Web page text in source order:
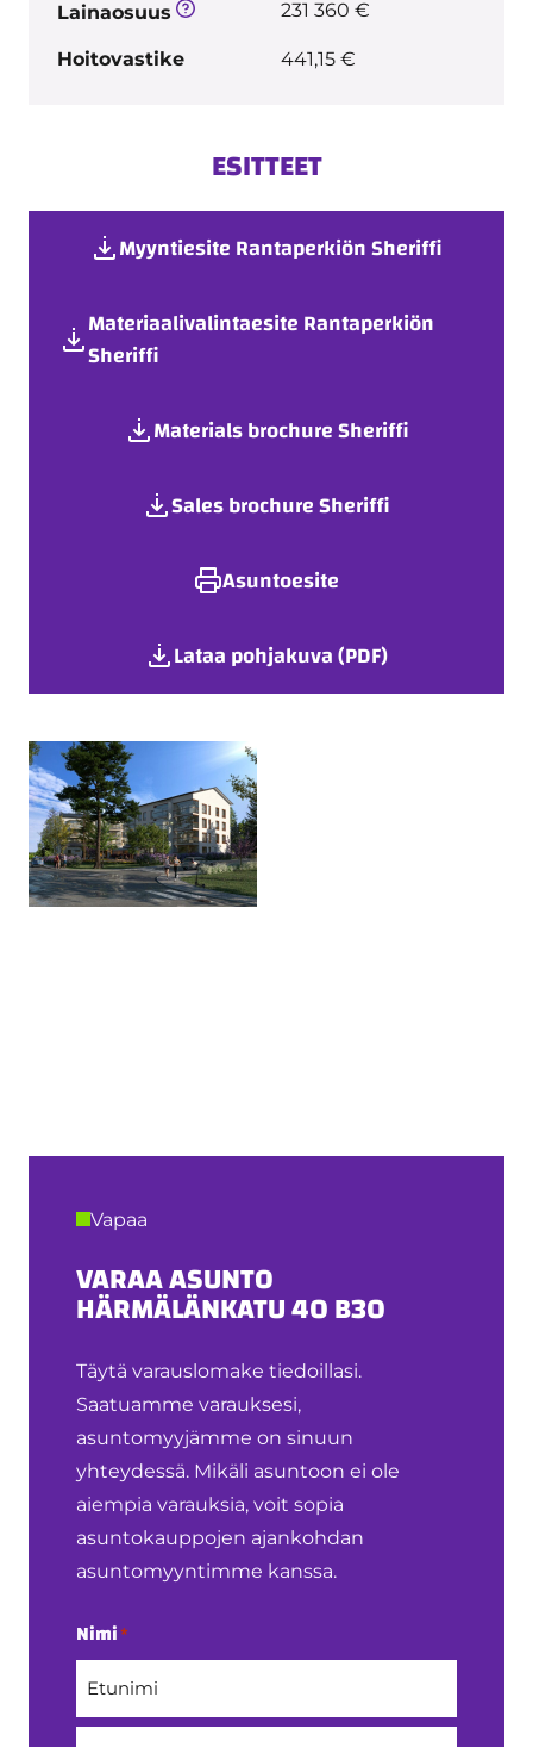
Lainaosuus 231 360 €
Hoitovastike 441,15 €
ESITTEET
Myyntiesite Rantaperkiön Sheriffi
Materiaalivalintaesite Rantaperkiön
Sheriffi
Materials brochure Sheriffi
Sales brochure Sheriffi
Asuntoesite
Lataa pohjakuva (PDF)
Vapaa
VARAA ASUNTO
HÄRMÄLÄNKATU 40 B30
Täytä varauslomake tiedoillasi.
Saatuamme varauksesi,
asuntomyyjämme on sinuun
yhteydessä. Mikäli asuntoon ei ole
aiempia varauksia, voit sopia
asuntokauppojen ajankohdan
asuntomyyntimme kanssa.
Nimi*
Etunimi